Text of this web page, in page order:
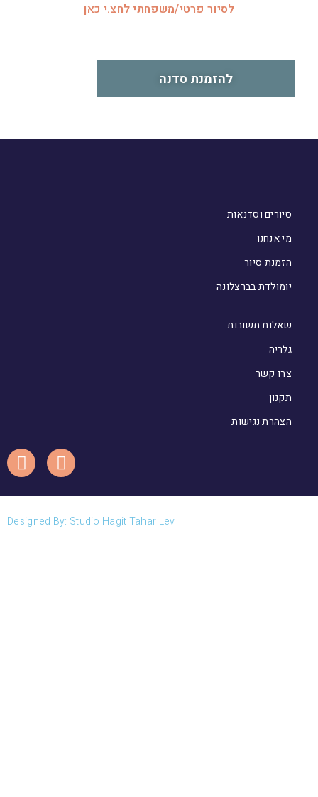
לסיור פרטי/משפחתי לחצ.י כאן
להזמנת סדנה
סיורים וסדנאות
מי אנחנו
הזמנת סיור
יומולדת בברצלונה
שאלות תשובות
גלריה
צרו קשר
תקנון
הצהרת נגישות
Designed By: Studio Hagit Tahar Lev